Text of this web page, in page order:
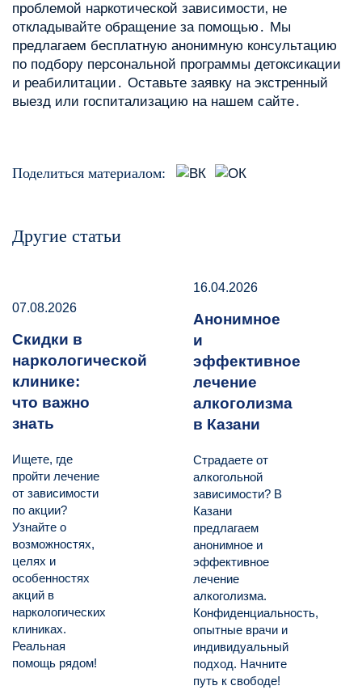
проблемой наркотической зависимости‚ не
откладывайте обращение за помощью․ Мы
предлагаем бесплатную анонимную консультацию
по подбору персональной программы детоксикации
и реабилитации․ Оставьте заявку на экстренный
выезд или госпитализацию на нашем сайте․
Поделиться материалом:
Другие статьи
07.08.2026
Скидки в
наркологической
клинике:
что важно
знать
Ищете, где
пройти лечение
от зависимости
по акции?
Узнайте о
возможностях,
целях и
особенностях
акций в
наркологических
клиниках.
Реальная
помощь рядом!
16.04.2026
Анонимное
и
эффективное
лечение
алкоголизма
в Казани
Страдаете от
алкогольной
зависимости? В
Казани
предлагаем
анонимное и
эффективное
лечение
алкоголизма.
Конфиденциальность,
опытные врачи и
индивидуальный
подход. Начните
путь к свободе!